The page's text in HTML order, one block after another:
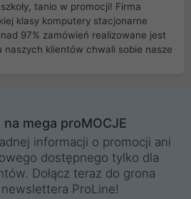
tanio w promocji! Firma
klasy komputery stacjonarne
97% zamówień realizowane jest
naszych klientów chwali sobie nasze
Katowice, Gliwice, Kalisz, Bytom,
i profesjonalna obsługa!
100% polskim kapitałem. Działamy
w naszym kraju! Posiadamy siedzibę
na terenie kraju. Cała
mega proMOCJE
informacji o promocji ani
dostępnego tylko dla
Dołącz teraz do grona
ProLine!